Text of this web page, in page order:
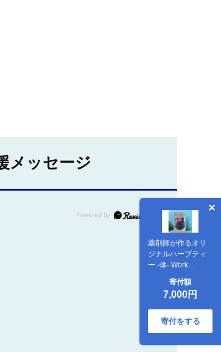
薬剤師が作るオリ
ジナルハーブティ
ー -体- Work
Out（マテブレン
ド） F4N-1356
寄付額
7,000円
寄付をする
メッセージ